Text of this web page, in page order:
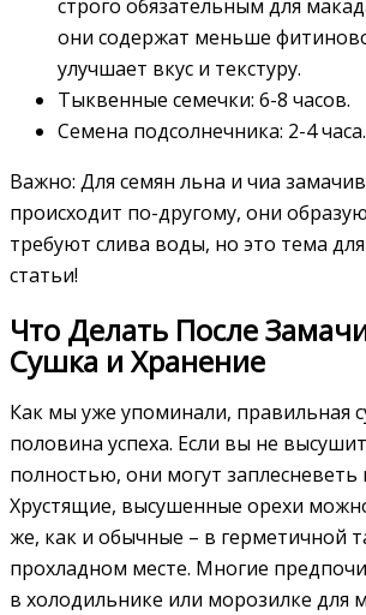
строго обязательным для
они содержат меньше
улучшает вкус и текстуру.
Тыквенные семечки: 6-8 часов.
Семена подсолнечника: 2-4 часа.
Важно: Для семян льна и чиа
происходит по-другому, они
требуют слива воды, но это тема
статьи!
Что Делать После
Сушка и Хранение
Как мы уже упоминали, правильная
половина успеха. Если вы не
полностью, они могут заплесневеть
Хрустящие, высушенные орехи
же, как и обычные – в герметичной
прохладном месте. Многие
в холодильнике или морозилке для